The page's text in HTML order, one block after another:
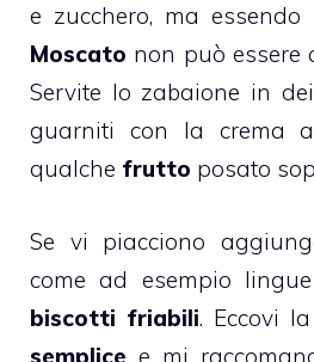
e zucchero, ma essendo
Moscato non può essere
Servite lo zabaione in
guarniti con la crema
qualche frutto posato
Se vi piacciono
come ad esempio
biscotti friabili. Eccovi la
semplice e mi